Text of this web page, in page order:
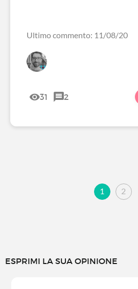
Ultimo commento: 11/08/20
31 2
1 2
ESPRIMI LA SUA OPINIONE